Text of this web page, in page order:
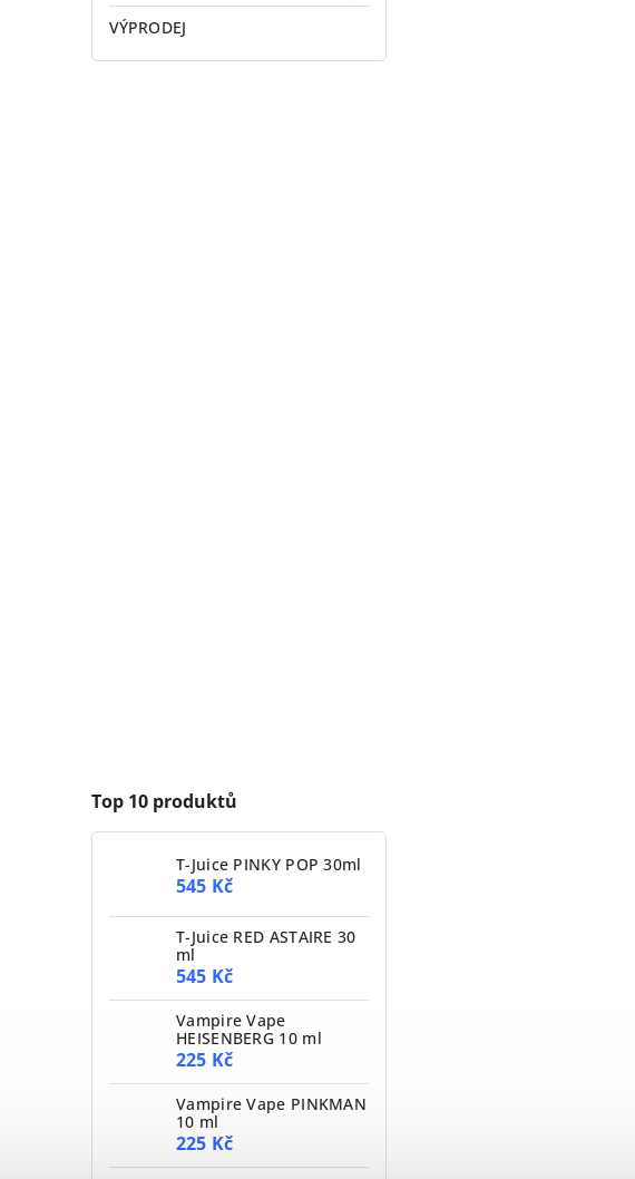
VÝPRODEJ
Top 10 produktů
T-Juice PINKY POP 30ml
545 Kč
T-Juice RED ASTAIRE 30
ml
545 Kč
Vampire Vape
HEISENBERG 10 ml
225 Kč
Vampire Vape PINKMAN
10 ml
225 Kč